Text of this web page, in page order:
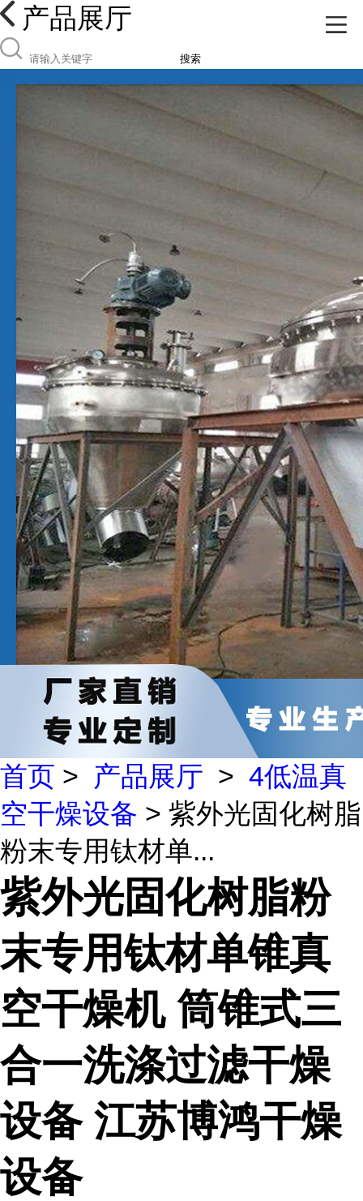
产品展厅
搜索
首页 > 产品展厅 > 4低温真
空干燥设备 > 紫外光固化树脂
粉末专用钛材单...
紫外光固化树脂粉
末专用钛材单锥真
空干燥机 筒锥式三
合一洗涤过滤干燥
设备 江苏博鸿干燥
设备